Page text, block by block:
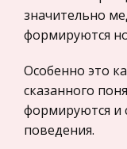
Жилищное
Связи с
организациях
Покупатель
надежности,
формируют
значительно
формируются
Особенно это
сказанного
формируются и
поведения.